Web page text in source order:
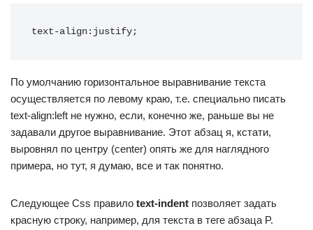
text-align:justify;
По умолчанию горизонтальное выравнивание текста
осуществляется по левому краю, т.е. специально писать
text-align:left не нужно, если, конечно же, раньше вы не
задавали другое выравнивание. Этот абзац я, кстати,
выровнял по центру (center) опять же для наглядного
примера, но тут, я думаю, все и так понятно.
Следующее Css правило text-indent позволяет задать
красную строку, например, для текста в теге абзаца P.